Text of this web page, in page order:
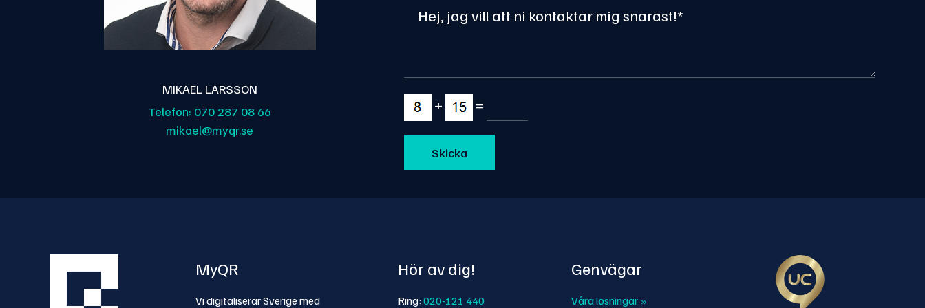
MIKAEL LARSSON
Telefon: 070 287 08 66
mikael@myqr.se
+ =
MyQR
Vi digitaliserar Sverige med
Hör av dig!
Ring: 020-121 440
Genvägar
Våra lösningar »